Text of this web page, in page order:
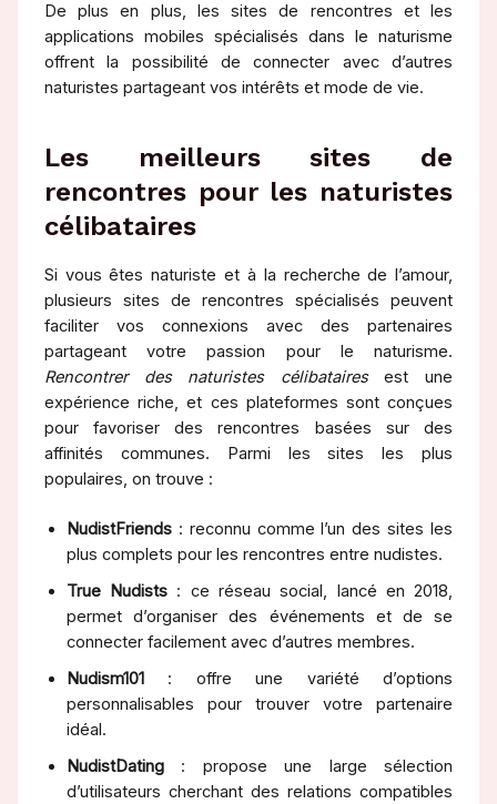
De plus en plus, les sites de rencontres et les
applications mobiles spécialisés dans le naturisme
offrent la possibilité de connecter avec d’autres
naturistes partageant vos intérêts et mode de vie.
Les meilleurs sites de
rencontres pour les naturistes
célibataires
Si vous êtes naturiste et à la recherche de l’amour,
plusieurs sites de rencontres spécialisés peuvent
faciliter vos connexions avec des partenaires
partageant votre passion pour le naturisme.
Rencontrer des naturistes célibatairesest une
expérience riche, et ces plateformes sont conçues
pour favoriser des rencontres basées sur des
affinités communes. Parmi les sites les plus
populaires, on trouve :
NudistFriends: reconnu comme l’un des sites les
plus complets pour les rencontres entre nudistes.
True Nudists : ce réseau social, lancé en 2018,
permet d’organiser des événements et de se
connecter facilement avec d’autres membres.
Nudism101
: offre une variété d’options
personnalisables pour trouver votre partenaire
idéal.
NudistDating: propose une large sélection
d’utilisateurs cherchant des relations compatibles